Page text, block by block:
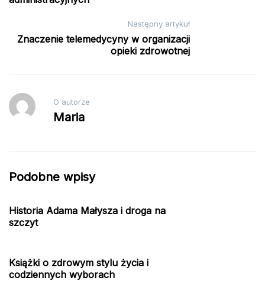
Następny artykuł
Znaczenie telemedycyny w organizacji
opieki zdrowotnej
O autorze
Maria
Podobne wpisy
Historia Adama Małysza i droga na
szczyt
Książki o zdrowym stylu życia i
codziennych wyborach